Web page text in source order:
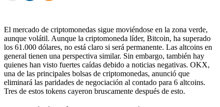
El mercado de criptomonedas sigue moviéndose en la zona verde,
aunque volátil. Aunque la criptomoneda líder, Bitcoin, ha superado
los 61.000 dólares, no está claro si será permanente. Las altcoins en
general tienen una perspectiva similar. Sin embargo, también hay
quienes han visto fuertes caídas debido a noticias negativas. OKX,
una de las principales bolsas de criptomonedas, anunció que
eliminará las paridades de negociación al contado para 6 altcoins.
Tres de estos tokens cayeron bruscamente después de esto.